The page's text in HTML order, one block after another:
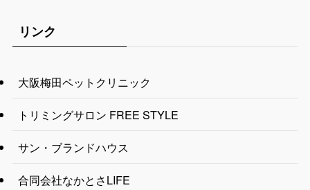
リンク
大阪梅田ペットクリニック
トリミングサロン FREE STYLE
サン・ブランドハウス
合同会社なかとさLIFE